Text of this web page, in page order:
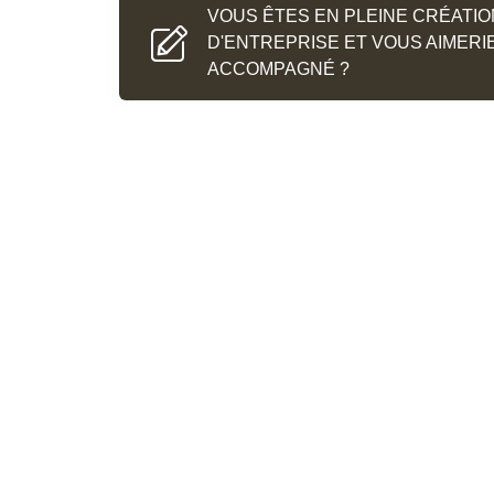
apportera
une aideprécieuseconcernant les
CDI maisaussi lesstages,etc.
Vous êtes créateur d’entreprise ? Alors
VOUS ÊTES EN PLEINE
D'ENTREPRISE ET VOUS
ACCOMPAGNÉ ?